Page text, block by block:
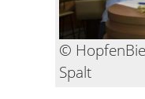
©
Spalt